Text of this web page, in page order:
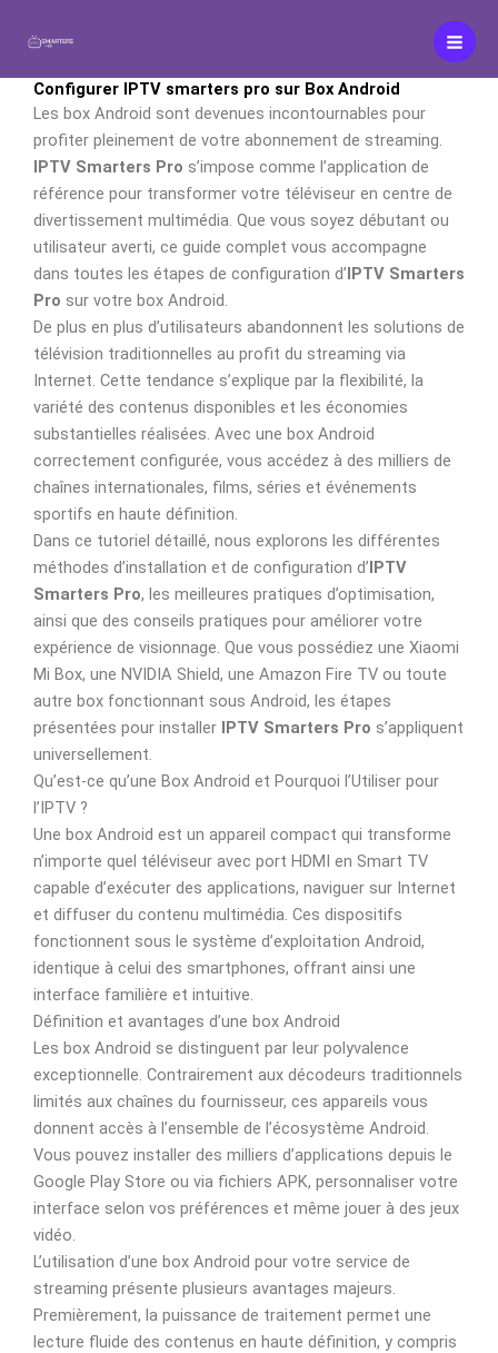
Configurer IPTV smarters pro sur Box Android
Les box Android sont devenues incontournables pour
profiter pleinement de votre abonnement de streaming.
IPTV Smarters Pro s’impose comme l’application de
référence pour transformer votre téléviseur en centre de
divertissement multimédia. Que vous soyez débutant ou
utilisateur averti, ce guide complet vous accompagne
dans toutes les étapes de configuration d’IPTV Smarters
Pro sur votre box Android.
De plus en plus d’utilisateurs abandonnent les solutions de
télévision traditionnelles au profit du streaming via
Internet. Cette tendance s’explique par la flexibilité, la
variété des contenus disponibles et les économies
substantielles réalisées. Avec une box Android
correctement configurée, vous accédez à des milliers de
chaînes internationales, films, séries et événements
sportifs en haute définition.
Dans ce tutoriel détaillé, nous explorons les différentes
méthodes d’installation et de configuration d’IPTV
Smarters Pro, les meilleures pratiques d’optimisation,
ainsi que des conseils pratiques pour améliorer votre
expérience de visionnage. Que vous possédiez une Xiaomi
Mi Box, une NVIDIA Shield, une Amazon Fire TV ou toute
autre box fonctionnant sous Android, les étapes
présentées pour installer IPTV Smarters Pro s’appliquent
universellement.
Qu’est-ce qu’une Box Android et Pourquoi l’Utiliser pour
l’IPTV ?
Une box Android est un appareil compact qui transforme
n’importe quel téléviseur avec port HDMI en Smart TV
capable d’exécuter des applications, naviguer sur Internet
et diffuser du contenu multimédia. Ces dispositifs
fonctionnent sous le système d’exploitation Android,
identique à celui des smartphones, offrant ainsi une
interface familière et intuitive.
Définition et avantages d’une box Android
Les box Android se distinguent par leur polyvalence
exceptionnelle. Contrairement aux décodeurs traditionnels
limités aux chaînes du fournisseur, ces appareils vous
donnent accès à l’ensemble de l’écosystème Android.
Vous pouvez installer des milliers d’applications depuis le
Google Play Store ou via fichiers APK, personnaliser votre
interface selon vos préférences et même jouer à des jeux
vidéo.
L’utilisation d’une box Android pour votre service de
streaming présente plusieurs avantages majeurs.
Premièrement, la puissance de traitement permet une
lecture fluide des contenus en haute définition, y compris